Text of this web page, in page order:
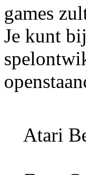
games
Je kunt
Atari